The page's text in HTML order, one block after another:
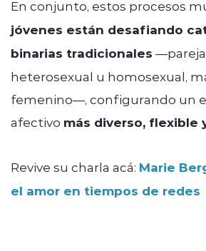
En conjunto, estos procesos
jóvenes están desafiando
binarias tradicionales —pareja
heterosexual u homosexual,
femenino—, configurando un
afectivo más diverso, flexible
Revive su charla acá: Marie
el amor en tiempos de redes